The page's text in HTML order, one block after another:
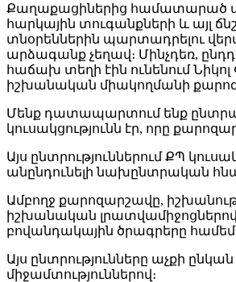
Քաղաքացիներից համատարած
հարկային տուգանքների և այլ
տնօրեններին պարտադրելու
արձագանք չեղավ։ Մինչդեռ,
հաճախ տեղի էին ունենում
իշխանական միակողմանի
Մենք դատապարտում ենք
կուսակցությունն էր, որը
Այս ընտրություններում ՔՊ
անընդունելի նախընտրական
Ամբողջ քարոզարշավը,
իշխանական լրատվամիջոցներով
բովանդակային ծրագրերը
Այս ընտրությունները աչքի
միջամտություններով։